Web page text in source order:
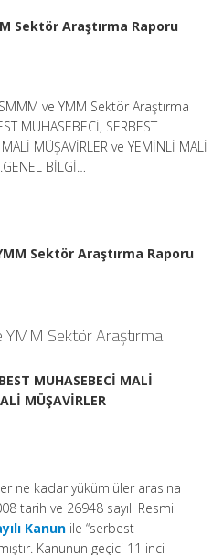
Sektör Araştırma Raporu
ve YMM Sektör Araştırma
MUHASEBECİ, SERBEST
MÜŞAVİRLER ve YEMİNLİ MALİ
BİLGİ…
Sektör Araştırma Raporu
Sektör Araştırma
MUHASEBECİ MALİ
MÜŞAVİRLER
ne kadar yükümlüler arasına
tarih ve 26948 sayılı Resmi
Kanun ile “serbest
Kanunun geçici 11 inci